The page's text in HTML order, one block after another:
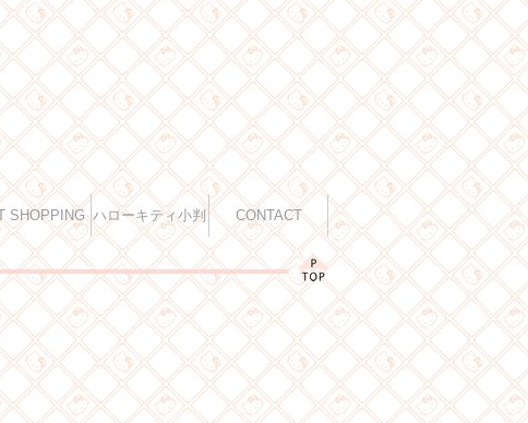
SHOPPING ハローキティ小判 CONTACT